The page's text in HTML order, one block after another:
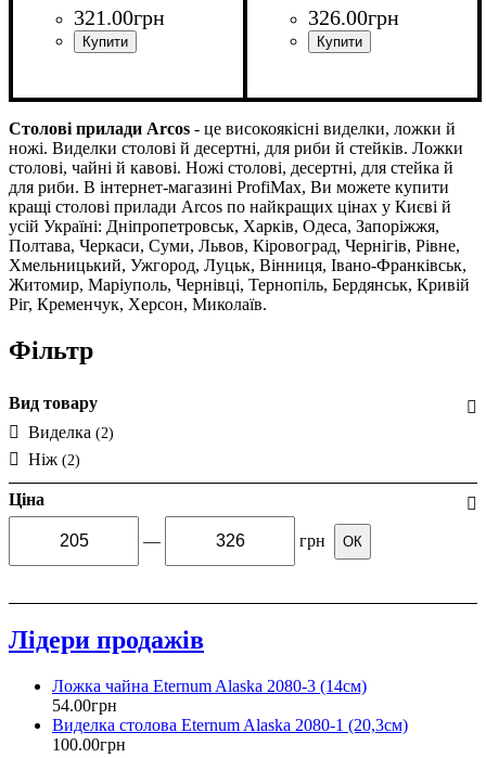
321.00грн 326.00грн
Столові прилади Arcos - це високоякісні виделки, ложки й
ножі. Виделки столові й десертні, для риби й стейків. Ложки
столові, чайні й кавові. Ножі столові, десертні, для стейка й
для риби. В інтернет-магазині ProfiMax, Ви можете купити
кращі столові прилади Arcos по найкращих цінах у Києві й
усій Україні: Дніпропетровськ, Харків, Одеса, Запоріжжя,
Полтава, Черкаси, Суми, Львов, Кіровоград, Чернігів, Рівне,
Хмельницький, Ужгород, Луцьк, Вінниця, Івано-Франківськ,
Житомир, Маріуполь, Чернівці, Тернопіль, Бердянськ, Кривій
Ріг, Кременчук, Херсон, Миколаїв.
Фільтр
Вид товару
Виделка (2)
Ніж (2)
Ціна
— грн ОК
Лідери продажів
Ложка чайна Eternum Alaska 2080-3 (14см)
54.00грн
Виделка столова Eternum Alaska 2080-1 (20,3см)
100.00грн